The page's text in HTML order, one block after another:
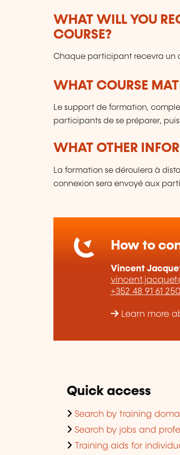
WHAT WILL YOU
COURSE?
Chaque participant recevra un
WHAT COURSE
Le support de formation,
participants de se préparer, puis
WHAT OTHER
La formation se déroulera à
connexion sera envoyé aux
How to
Vincent
+352 48 91 61 250
Learn more
Quick access
Search by training
Search by jobs and
Training aids for